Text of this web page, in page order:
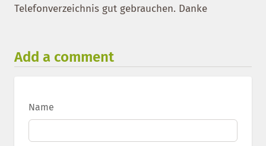
Telefonverzeichnis gut gebrauchen. Danke
Add a comment
Name